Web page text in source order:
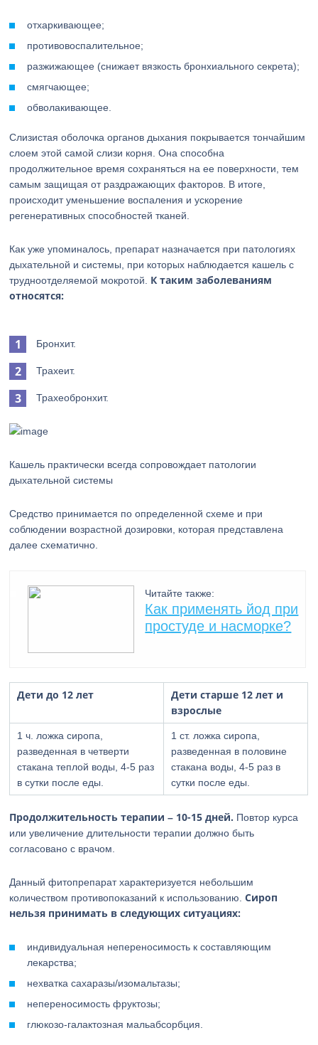
отхаркивающее;
противовоспалительное;
разжижающее (снижает вязкость бронхиального секрета);
смягчающее;
обволакивающее.
Слизистая оболочка органов дыхания покрывается тончайшим
слоем этой самой слизи корня. Она способна
продолжительное время сохраняться на ее поверхности, тем
самым защищая от раздражающих факторов. В итоге,
происходит уменьшение воспаления и ускорение
регенеративных способностей тканей.
Как уже упоминалось, препарат назначается при патологиях
дыхательной и системы, при которых наблюдается кашель с
трудноотделяемой мокротой. К таким заболеваниям
относятся:
Бронхит.
Трахеит.
Трахеобронхит.
Кашель практически всегда сопровождает патологии
дыхательной системы
Средство принимается по определенной схеме и при
соблюдении возрастной дозировки, которая представлена
далее схематично.
Читайте также:
Как применять йод при
простуде и насморке?
Дети до 12 лет
Дети старше 12 лет и
взрослые
1 ч. ложка сиропа,
разведенная в четверти
стакана теплой воды, 4-5 раз
в сутки после еды.
1 ст. ложка сиропа,
разведенная в половине
стакана воды, 4-5 раз в
сутки после еды.
Продолжительность терапии – 10-15 дней. Повтор курса
или увеличение длительности терапии должно быть
согласовано с врачом.
Данный фитопрепарат характеризуется небольшим
количеством противопоказаний к использованию.Сироп
нельзя принимать в следующих ситуациях:
индивидуальная непереносимость к составляющим
лекарства;
нехватка сахаразы/изомальтазы;
непереносимость фруктозы;
глюкозо-галактозная мальабсорбция.